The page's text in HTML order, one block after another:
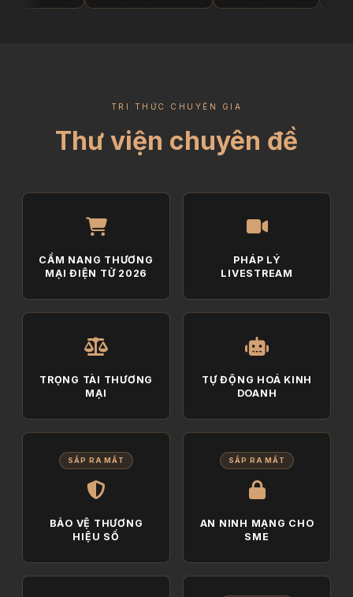
TRI THỨC CHUYÊN GIA
Thư viện chuyên đề
CẨM NANG THƯƠNG
MẠI ĐIỆN TỬ 2026
PHÁP LÝ
LIVESTREAM
TRỌNG TÀI THƯƠNG
MẠI
TỰ ĐỘNG HOÁ KINH
DOANH
SẮP RA MẮT
BẢO VỆ THƯƠNG
HIỆU SỐ
SẮP RA MẮT
AN NINH MẠNG CHO
SME